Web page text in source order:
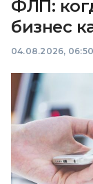
ФЛП:
бизнес
04.08.2026, 06:50